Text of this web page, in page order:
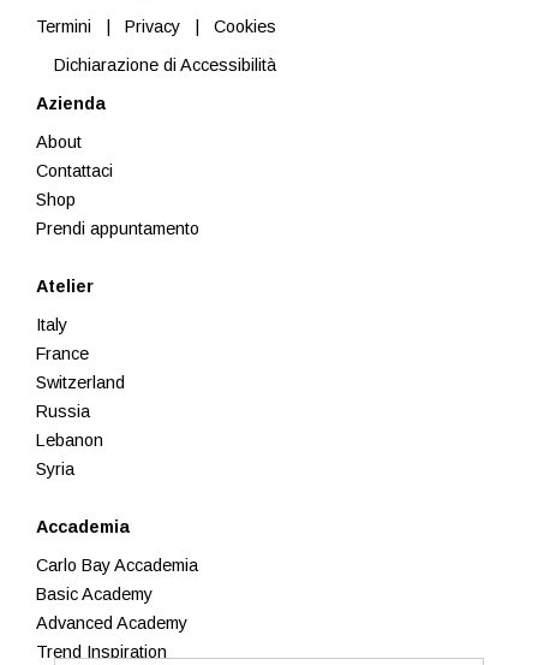
Termini
Privacy
Cookies
Dichiarazione di Accessibilità
Azienda
About
Contattaci
Shop
Prendi appuntamento
Atelier
Italy
France
Switzerland
Russia
Lebanon
Syria
Accademia
Carlo Bay Accademia
Basic Academy
Advanced Academy
Trend Inspiration